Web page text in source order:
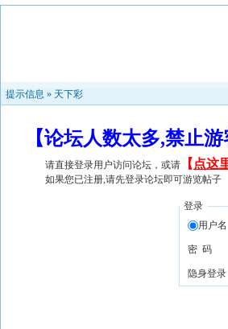
提示信息 » 天下彩
【论坛人数太多,禁止
请直接登录用户访问论坛，或请 【 点这
如果您已注册,请先登录论坛即可游览帖子
登录
用户名
密 码
隐身登录